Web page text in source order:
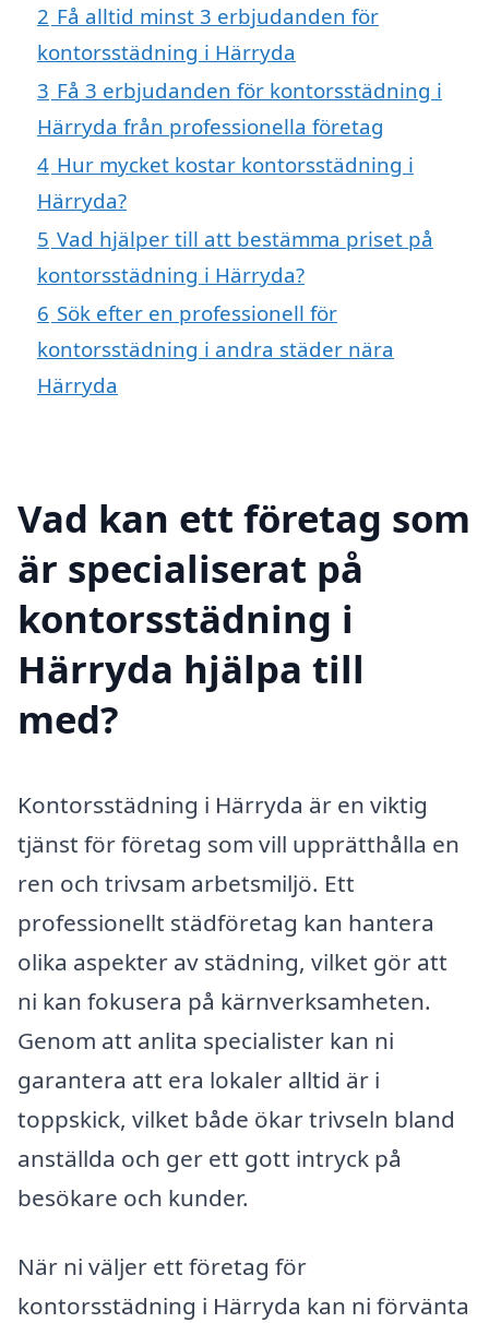
2 Få alltid minst 3 erbjudanden för
kontorsstädning i Härryda
3 Få 3 erbjudanden för kontorsstädning i
Härryda från professionella företag
4 Hur mycket kostar kontorsstädning i
Härryda?
5 Vad hjälper till att bestämma priset på
kontorsstädning i Härryda?
6 Sök efter en professionell för
kontorsstädning i andra städer nära
Härryda
Vad kan ett företag som
är specialiserat på
kontorsstädning i
Härryda hjälpa till
med?
Kontorsstädning i Härryda är en viktig
tjänst för företag som vill upprätthålla en
ren och trivsam arbetsmiljö. Ett
professionellt städföretag kan hantera
olika aspekter av städning, vilket gör att
ni kan fokusera på kärnverksamheten.
Genom att anlita specialister kan ni
garantera att era lokaler alltid är i
toppskick, vilket både ökar trivseln bland
anställda och ger ett gott intryck på
besökare och kunder.
När ni väljer ett företag för
kontorsstädning i Härryda kan ni förvänta